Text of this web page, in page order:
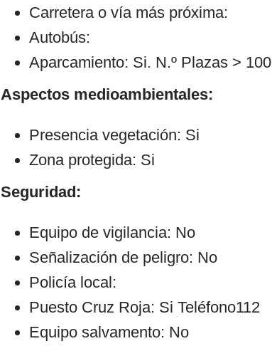
Carretera o vía más próxima:
Autobús:
Aparcamiento: Si. N.º Plazas > 100
Aspectos medioambientales:
Presencia vegetación: Si
Zona protegida: Si
Seguridad:
Equipo de vigilancia: No
Señalización de peligro: No
Policía local:
Puesto Cruz Roja: Si Teléfono112
Equipo salvamento: No